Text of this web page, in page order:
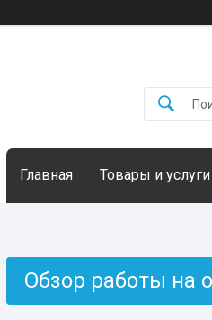
Главная Товары и услуги
Обзор работы на